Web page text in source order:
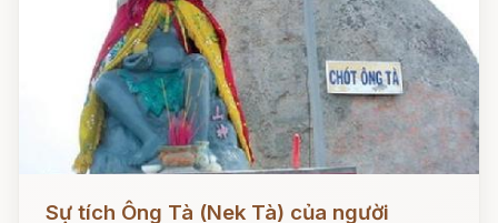
Sự tích Ông Tà (Nek Tà) của người